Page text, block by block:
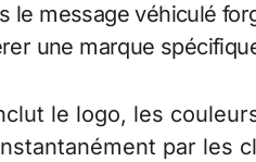
le message véhiculé
une marque
le logo, les
par les